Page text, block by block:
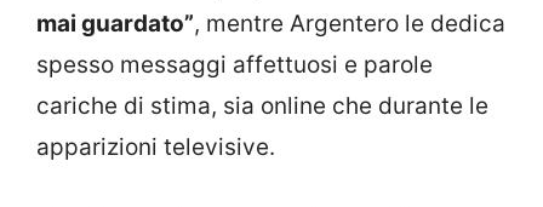
mai guardato”, mentre Argentero le dedica
spesso messaggi affettuosi e parole
cariche di stima, sia online che durante le
apparizioni televisive.